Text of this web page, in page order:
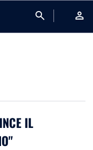
search person
IL